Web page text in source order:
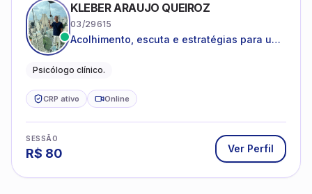
KLEBER ARAUJO QUEIROZ
03/29615
Acolhimento, escuta e estratégias para uma
Psicólogo clínico.
CRP ativo Online
SESSÃO
R$ 80 Ver Perfil